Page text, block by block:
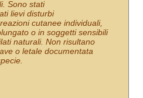
Sono stati
lievi disturbi
cutanee individuali,
o in soggetti sensibili
naturali. Non risultano
o letale documentata